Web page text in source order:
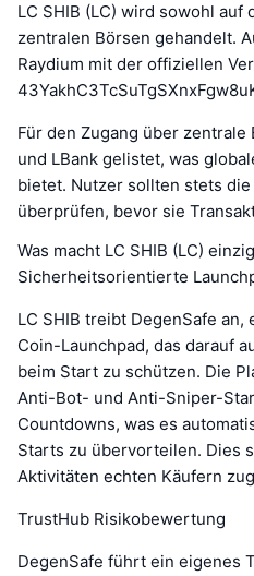
LC SHIB (LC) wird sowohl auf
zentralen Börsen gehandelt.
Raydium mit der offiziellen
Für den Zugang über
und LBank gelistet, was
bietet. Nutzer sollten stets
überprüfen, bevor sie
Was macht LC SHIB (LC)
Sicherheitsorientierte
LC SHIB treibt DegenSafe
Coin-Launchpad, das darauf
beim Start zu schützen. Die
Anti-Bot- und Anti-Sniper-
Countdowns, was es
Starts zu übervorteilen. Dies
Aktivitäten echten Käufern
TrustHub Risikobewertung
DegenSafe führt ein eigenes